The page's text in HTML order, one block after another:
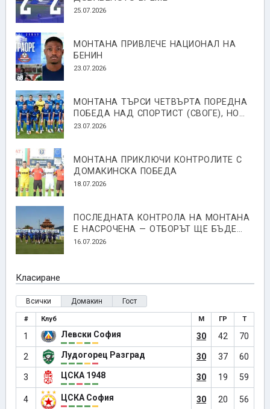
25.07.2026
МОНТАНА ПРИВЛЕЧЕ НАЦИОНАЛ НА
БЕНИН
23.07.2026
МОНТАНА ТЪРСИ ЧЕТВЪРТА ПОРЕДНА
ПОБЕДА НАД СПОРТИСТ (СВОГЕ), НО
ИМА КАДРОВИ ПРОБЛЕМИ ПРЕДИ
23.07.2026
МОНТАНА ПРИКЛЮЧИ КОНТРОЛИТЕ С
ДОМАКИНСКА ПОБЕДА
18.07.2026
ПОСЛЕДНАТА КОНТРОЛА НА МОНТАНА
Е НАСРОЧЕНА — ОТБОРЪТ ЩЕ БЪДЕ
ПРЕДСТАВЕН СРЕЩУ СПАРТАК
16.07.2026
Класиране
Всички Домакин Гост
# Клуб М ГР Т
1 Левски София 30 42 70
2 Лудогорец Разград 30 37 60
3 ЦСКА 1948 30 19 59
4 ЦСКА София 30 20 56